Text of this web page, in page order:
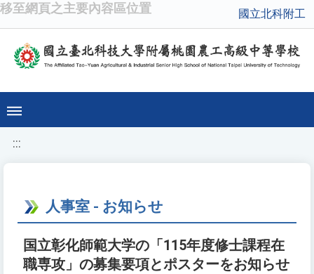
移至網頁之主要內容區位置 國立北科附工
:::
人事室 - お知らせ
国立彰化師範大学の「115年度修士課程在
職専攻」の募集要項とポスターをお知らせ